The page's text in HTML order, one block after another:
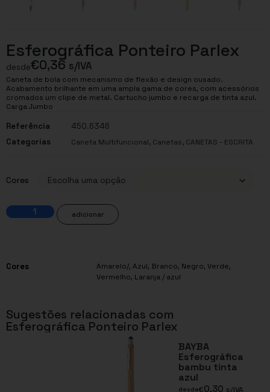
Esferográfica Ponteiro Parlex
desde€0,36 s/IVA
Caneta de bola com mecanismo de flexão e design ousado.
Acabamento brilhante em uma ampla gama de cores, com acessórios
cromados um clipe de metal. Cartucho jumbo e recarga de tinta azul.
Carga Jumbo
Referência
450.6346
Categorias
Caneta Multifuncional, Canetas, CANETAS - ESCRITA
Cores
adicionar
Cores Amarelo/, Azul, Branco, Negro, Verde,
Vermelho, Laranja / azul
Sugestões relacionadas com
Esferográfica Ponteiro Parlex
BAYBA
Esferográfica
bambu tinta
azul
desde€0,30 s/IVA